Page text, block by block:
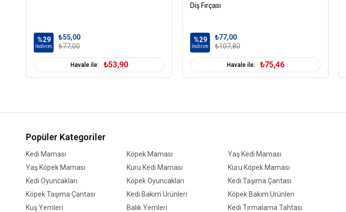
%29
İndirim
₺55,00
₺77,00
Havale ile: ₺53,90
Diş Fırçası
%29
İndirim
₺77,00
₺107,80
Havale ile: ₺75,46
Popüler Kategoriler
Kedi Maması Köpek Maması
Yaş Kedi Maması
Yaş Köpek Maması
Kuru Kedi Maması
Kuru Köpek Maması
Kedi Oyuncakları
Köpek Oyuncakları
Kedi Taşıma Çantası
Köpek Taşıma Çantası
Kedi Bakım Ürünleri
Köpek Bakım Ürünleri
Kuş Yemleri
Balık Yemleri
Kedi Tırmalama Tahtası